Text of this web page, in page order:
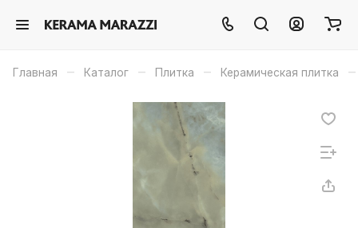
Главная – Каталог – Плитка – Керамическая плитка –